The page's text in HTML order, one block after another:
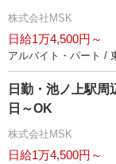
株式会社MSK
日給1万4,500円～
アルバイト・パート /
日勤・池ノ上駅
日～OK
株式会社MSK
日給1万4,500円～